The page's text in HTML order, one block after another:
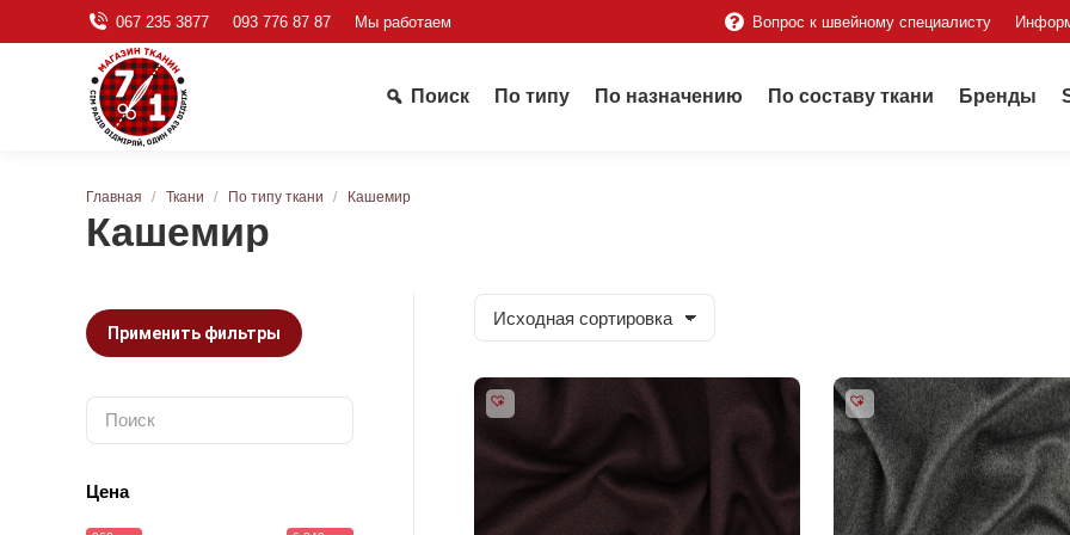
067 235 3877 093 776 87 87 Мы работаем Вопрос к швейному специалисту
Поиск По типу По назначению По составу ткани Бренды
Кашемир
Вы здесь:
Главная Ткани По типу ткани Кашемир
Применить фильтры
Цена